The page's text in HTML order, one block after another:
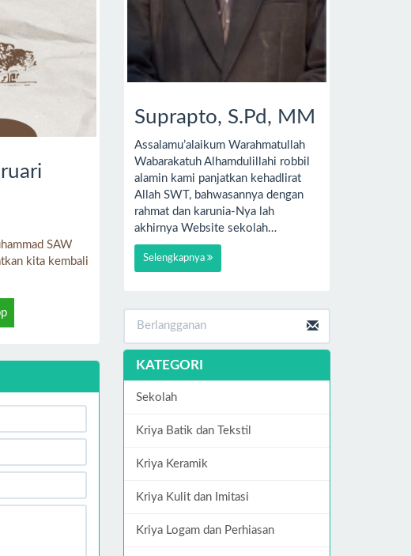
SAW
kita kembali
Suprapto, S.Pd, MM
Assalamu’alaikum Warahmatullah
Wabarakatuh Alhamdulillahi robbil
alamin kami panjatkan kehadlirat
Allah SWT, bahwasannya dengan
rahmat dan karunia-Nya lah
akhirnya Website sekolah…
Selengkapnya
KATEGORI
Sekolah
Kriya Batik dan Tekstil
Kriya Keramik
Kriya Kulit dan Imitasi
Kriya Logam dan Perhiasan